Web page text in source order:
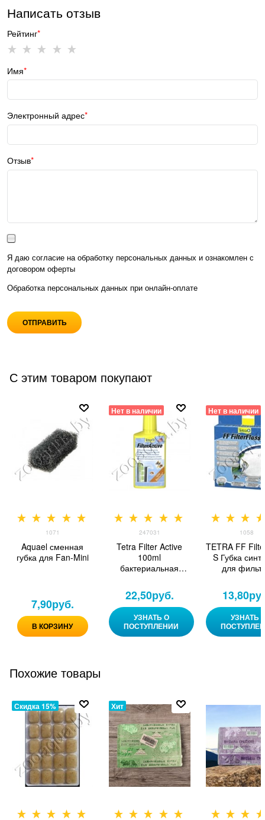
Написать отзыв
Рейтинг
Имя
Электронный адрес
Отзыв
Я даю согласие на обработку персональных данных и ознакомлен с
договором оферты
Обработка персональных данных при онлайн-оплате
С этим товаром покупают
1071
Aquael сменная
губка для Fan-Mini
7,90руб.
В КОРЗИНУ
Нет в наличии
247031
Tetra Filter Active
100ml
бактериальная
подготовки воды
(247031)
22,50руб.
УЗНАТЬ О
ПОСТУПЛЕНИИ
Нет в наличии
1058
TETRA FF
S Губка
для
/700/
13,80
УЗНАТЬ
Похожие товары
Скидка 15% Хит